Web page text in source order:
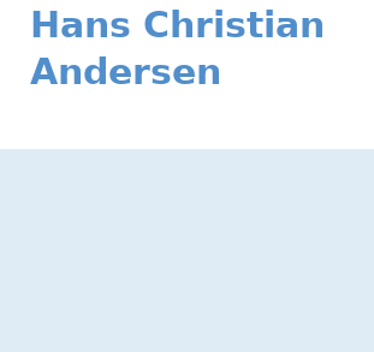
Hans Christian
Andersen